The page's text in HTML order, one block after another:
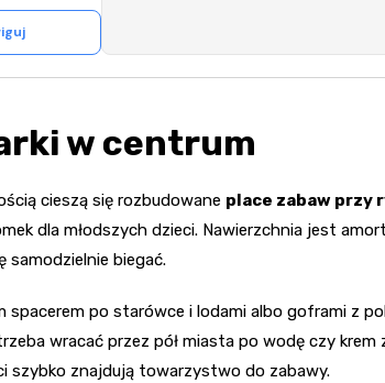
w centrum
cieszą się rozbudowane place zabaw przy
dla młodszych dzieci. Nawierzchnia jest
samodzielnie biegać.
spacerem po starówce i lodami albo goframi
wracać przez pół miasta po wodę czy
szybko znajdują towarzystwo do zabawy.